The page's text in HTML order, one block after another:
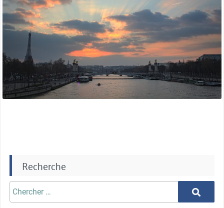
Recherche
Chercher
aprè:
Chercher